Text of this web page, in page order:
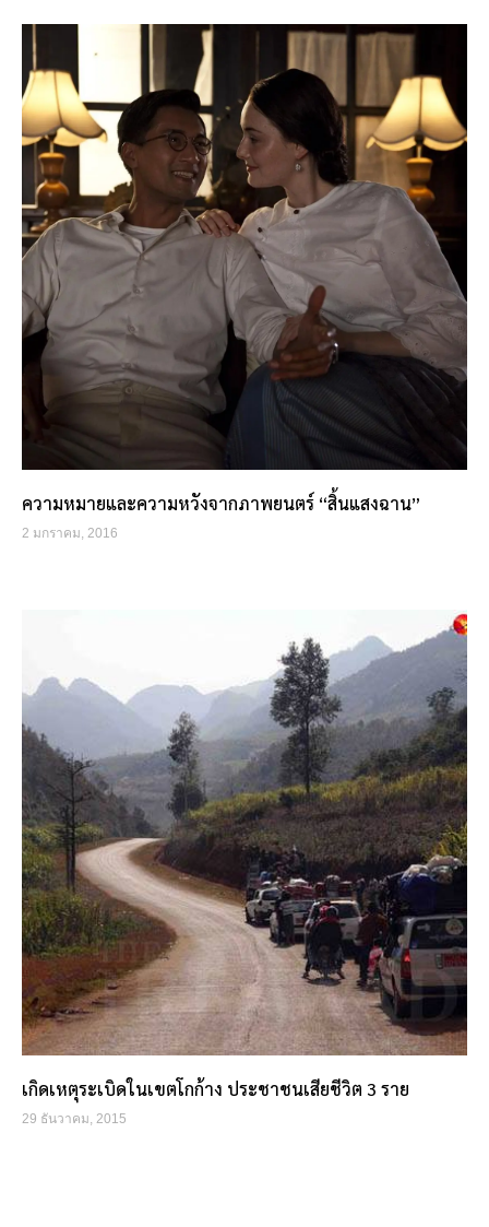
ความหมายและความหวังจากภาพยนตร์ “สิ้นแสงฉาน”
2 มกราคม, 2016
เกิดเหตุระเบิดในเขตโกก้าง ประชาชนเสียชีวิต 3 ราย
29 ธันวาคม, 2015